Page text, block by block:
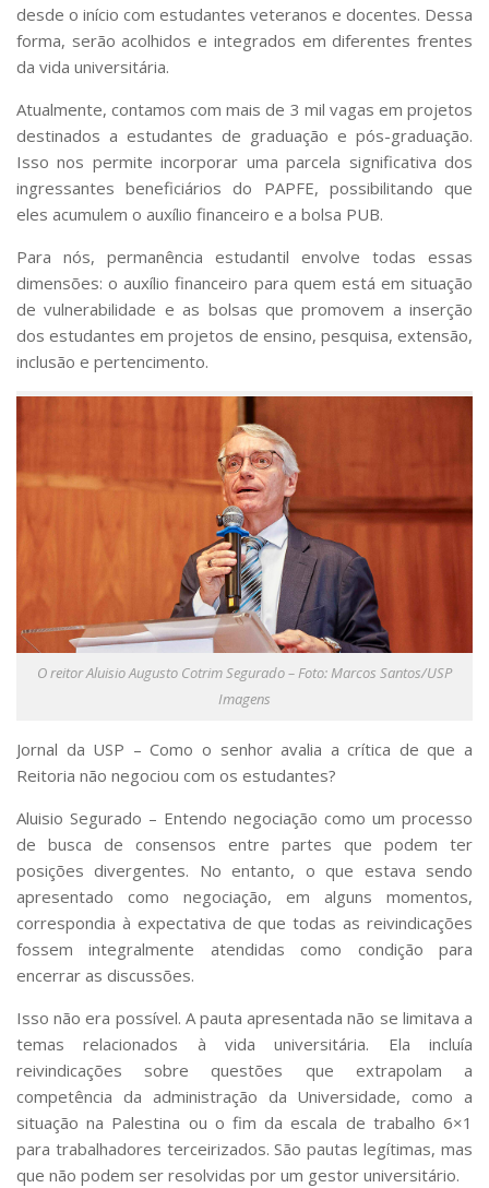
desde o início com estudantes veteranos e docentes. Dessa
forma, serão acolhidos e integrados em diferentes frentes
da vida universitária.
Atualmente, contamos com mais de 3 mil vagas em projetos
destinados a estudantes de graduação e pós-graduação.
Isso nos permite incorporar uma parcela significativa dos
ingressantes beneficiários do PAPFE, possibilitando que
eles acumulem o auxílio financeiro e a bolsa PUB.
Para nós, permanência estudantil envolve todas essas
dimensões: o auxílio financeiro para quem está em situação
de vulnerabilidade e as bolsas que promovem a inserção
dos estudantes em projetos de ensino, pesquisa, extensão,
inclusão e pertencimento.
O reitor Aluisio Augusto Cotrim Segurado – Foto: Marcos Santos/USP
Imagens
Jornal da USP – Como o senhor avalia a crítica de que a
Reitoria não negociou com os estudantes?
Aluisio Segurado – Entendo negociação como um processo
de busca de consensos entre partes que podem ter
posições divergentes. No entanto, o que estava sendo
apresentado como negociação, em alguns momentos,
correspondia à expectativa de que todas as reivindicações
fossem integralmente atendidas como condição para
encerrar as discussões.
Isso não era possível. A pauta apresentada não se limitava a
temas relacionados à vida universitária. Ela incluía
reivindicações sobre questões que extrapolam a
competência da administração da Universidade, como a
situação na Palestina ou o fim da escala de trabalho 6×1
para trabalhadores terceirizados. São pautas legítimas, mas
que não podem ser resolvidas por um gestor universitário.